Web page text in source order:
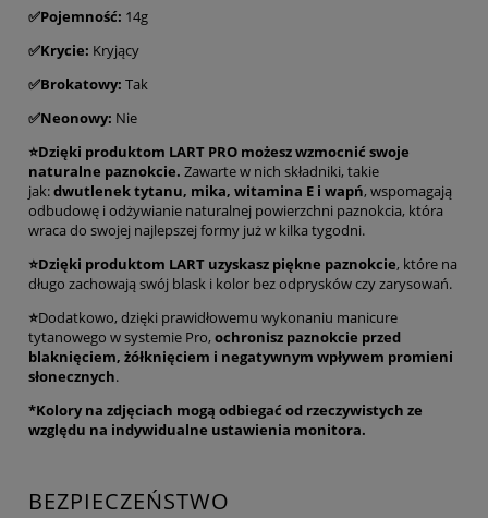
✅Pojemność: 14g
✅Krycie: Kryjący
✅Brokatowy: Tak
✅Neonowy: Nie
⭐Dzięki produktom LART PRO możesz wzmocnić swoje
naturalne paznokcie. Zawarte w nich składniki, takie
jak:dwutlenek tytanu, mika, witamina E i wapń, wspomagają
odbudowę i odżywianie naturalnej powierzchni paznokcia, która
wraca do swojej najlepszej formy już w kilka tygodni.
⭐Dzięki produktom LART uzyskasz piękne paznokcie, które na
długo zachowają swój blask i kolor bez odprysków czy zarysowań.
⭐Dodatkowo, dzięki prawidłowemu wykonaniu manicure
tytanowego w systemie Pro, ochronisz paznokcie przed
blaknięciem, żółknięciem i negatywnym wpływem promieni
słonecznych.
*Kolory na zdjęciach mogą odbiegać od rzeczywistych ze
względu na indywidualne ustawienia monitora.
BEZPIECZEŃSTWO